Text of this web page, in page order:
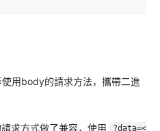
用body的請求方法，攜帶二進
求方式做了兼容，使用
?data=<